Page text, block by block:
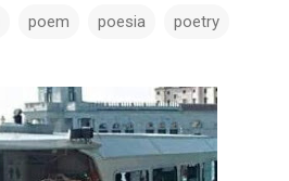
poem poesia poetry